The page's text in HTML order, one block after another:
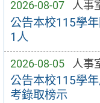
2026-08-07 人事
公告本校115學
1人
2026-08-05 人事
公告本校115學
考錄取榜示